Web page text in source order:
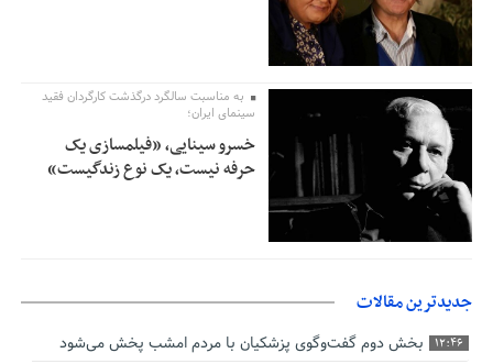
به مناسبت سالگرد درگذشت کارگردان فقید
سینمای ایران؛
خسرو سینایی، «فیلمسازی یک
حرفه نیست، یک نوع زندگیست»
جدیدترین مقالات
12:46 بخش دوم گفت‌وگوی پزشکیان با مردم امشب پخش می‌شود